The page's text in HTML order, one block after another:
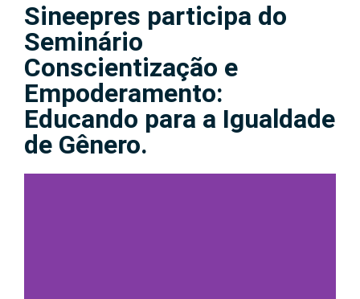
Sineepres participa do
Seminário
Conscientização e
Empoderamento:
Educando para a Igualdade
de Gênero.